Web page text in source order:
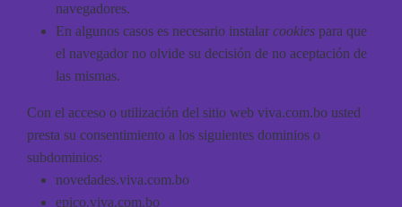
navegadores.
En algunos casos es necesario instalar cookies para que
el navegador no olvide su decisión de no aceptación de
las mismas.
Con el acceso o utilización del sitio web viva.com.bo usted
presta su consentimiento a los siguientes dominios o
subdominios:
novedades.viva.com.bo
epico.viva.com.bo